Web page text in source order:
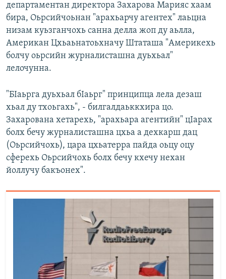
департаментан директора Захарова Марияс хаам
бира, Оьрсийчоьнан "арахьарчу агентех" лаьцна
низам куьзганчохь санна делла жоп ду аьлла,
Американ Цхьаьнатоьхначу Штаташа "Америкехь
болчу оьрсийн журналисташна дуьхьал"
лелочунна.
"БIаьрга дуьхьал бIаьрг" принципца лела дезаш
хьал ду тхоьгахь", - билгалдаьккхира цо.
Захарована хетарехь, "арахьара агентийн" цIарах
болх бечу журналисташна цхьа а дехкарш дац
(Оьрсийчохь), цара цхьатерра пайда оьцу оцу
сферехь Оьрсийчохь болх бечу кхечу нехан
йоллучу бакъонех".